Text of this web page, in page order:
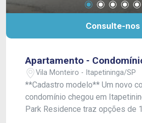
Consulte-nos
Apartamento -
Vila Monteiro - Itapetininga/SP
**Cadastro modelo** Um novo conceito de
condomínio chegou em
Park Residence traz opções de